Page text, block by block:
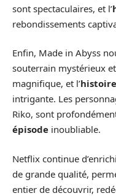
sont spectaculaires, et l’
rebondissements
Enfin, Made in Abyss
souterrain mystérieux et
magnifique, et l’histoire
intrigante. Les
Riko, sont
épisode inoubliable.
Netflix continue
de grande qualité,
entier de découvrir,